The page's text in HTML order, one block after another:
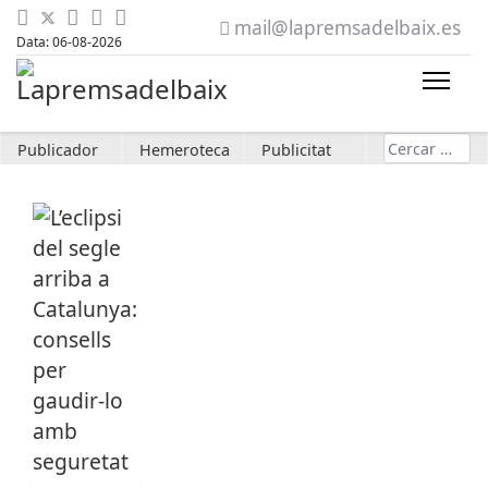
Data: 06-08-2026
mail@lapremsadelbaix.es
Publicador Hemeroteca Publicitat Cerca